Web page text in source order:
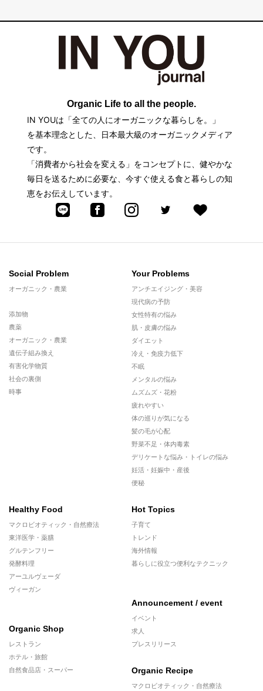
Organic Life to all the people.
IN YOUは「全ての人にオーガニックな暮らしを。」
を基本理念とした、日本最大級のオーガニックメディア
です。
「消費者から社会を変える」をコンセプトに、健やかな
毎日を送るために必要な、今すぐ使える食と暮らしの知
恵をお伝えしています。
Social Problem
オーガニック・農業
添加物
農薬
オーガニック・農業
遺伝子組み換え
有害化学物質
社会の裏側
時事
Your Problems
アンチエイジング・美容
現代病の予防
女性特有の悩み
肌・皮膚の悩み
ダイエット
冷え・免疫力低下
不眠
メンタルの悩み
ムズムズ・花粉
疲れやすい
体の巡りが気になる
髪の毛が心配
野菜不足・体内毒素
デリケートな悩み・トイレの悩み
妊活・妊娠中・産後
便秘
Healthy Food
マクロビオティック・自然療法
東洋医学・薬膳
グルテンフリー
発酵料理
アーユルヴェーダ
ヴィーガン
Organic Shop
レストラン
ホテル・旅館
自然食品店・スーパー
Hot Topics
子育て
トレンド
海外情報
暮らしに役立つ便利なテクニック
Announcement / event
イベント
求人
プレスリリース
Organic Recipe
マクロビオティック・自然療法